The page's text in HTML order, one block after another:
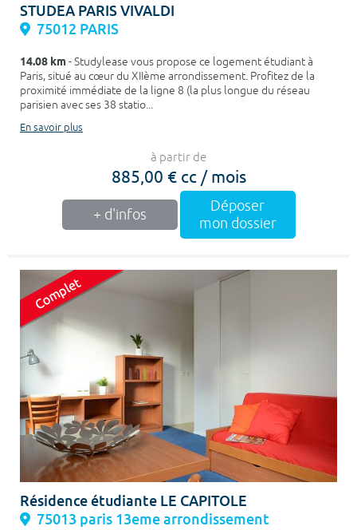
STUDEA PARIS VIVALDI
75012 PARIS
14.08 km- Studylease vous propose ce logement étudiant à
Paris, situé au cœur du XIIème arrondissement. Profitez de la
proximité immédiate de la ligne 8 (la plus longue du réseau
parisien avec ses 38 statio...
En savoir plus
à partir de
885,00 € cc / mois
+ d'infos
Déposer
mon dossier
Résidence étudiante LE CAPITOLE
75013 paris 13eme arrondissement